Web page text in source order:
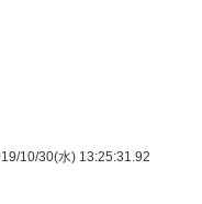
10/30(水) 13:25:31.92